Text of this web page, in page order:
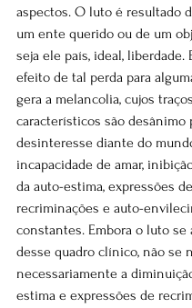
aspectos. O luto é resultado
um ente querido ou de um
seja ele país, ideal, liberdade.
efeito de tal perda para
gera a melancolia, cujos traços
característicos são desânimo
desinteresse diante do
incapacidade de amar,
da auto-estima, expressões
recriminações e auto-
constantes. Embora o luto se
desse quadro clínico, não se
necessariamente a
estima e expressões de